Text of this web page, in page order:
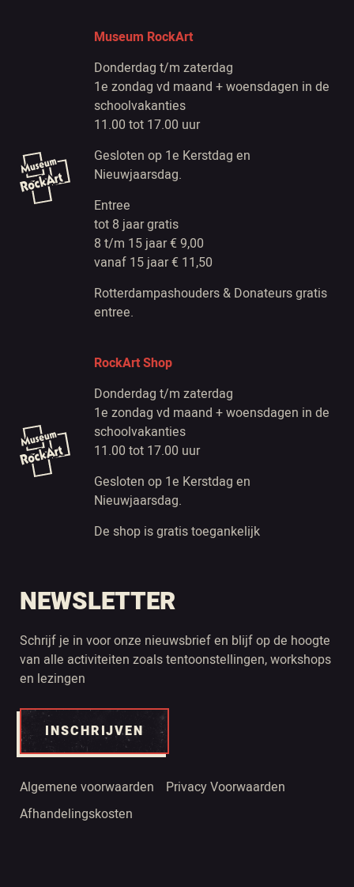
Museum RockArt
Donderdag t/m zaterdag
1e zondag vd maand + woensdagen in de
schoolvakanties
11.00 tot 17.00 uur
Gesloten op 1e Kerstdag en
Nieuwjaarsdag.
Entree
tot 8 jaar gratis
8 t/m 15 jaar € 9,00
vanaf 15 jaar € 11,50
Rotterdampashouders & Donateurs gratis
entree.
RockArt Shop
Donderdag t/m zaterdag
1e zondag vd maand + woensdagen in de
schoolvakanties
11.00 tot 17.00 uur
Gesloten op 1e Kerstdag en
Nieuwjaarsdag.
De shop is gratis toegankelijk
NEWSLETTER
Schrijf je in voor onze nieuwsbrief en blijf op de hoogte
van alle activiteiten zoals tentoonstellingen, workshops
en lezingen
INSCHRIJVEN
Algemene voorwaarden
Privacy Voorwaarden
Afhandelingskosten